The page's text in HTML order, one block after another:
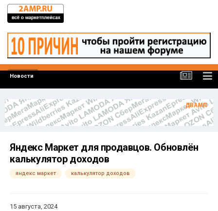
Новости
Яндекс Маркет для продавцов. Обновлён
калькулятор доходов
яндекс маркет калькулятор доходов
15 августа, 2024